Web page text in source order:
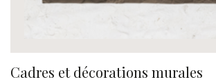
Cadres et décorations murales